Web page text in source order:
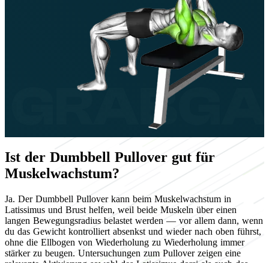
Ist der Dumbbell Pullover gut für
Muskelwachstum?
Ja. Der Dumbbell Pullover kann beim Muskelwachstum in
Latissimus und Brust helfen, weil beide Muskeln über einen
langen Bewegungsradius belastet werden — vor allem dann, wenn
du das Gewicht kontrolliert absenkst und wieder nach oben führst,
ohne die Ellbogen von Wiederholung zu Wiederholung immer
stärker zu beugen. Untersuchungen zum Pullover zeigen eine